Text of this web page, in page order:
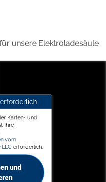
unsere Elektroladesäule
Karten- und
Ihre
vom
erforderlich.
und